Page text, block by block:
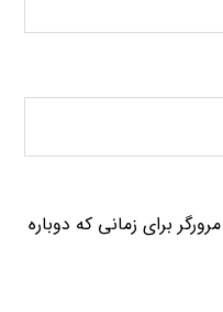
برای زمانی که دوباره